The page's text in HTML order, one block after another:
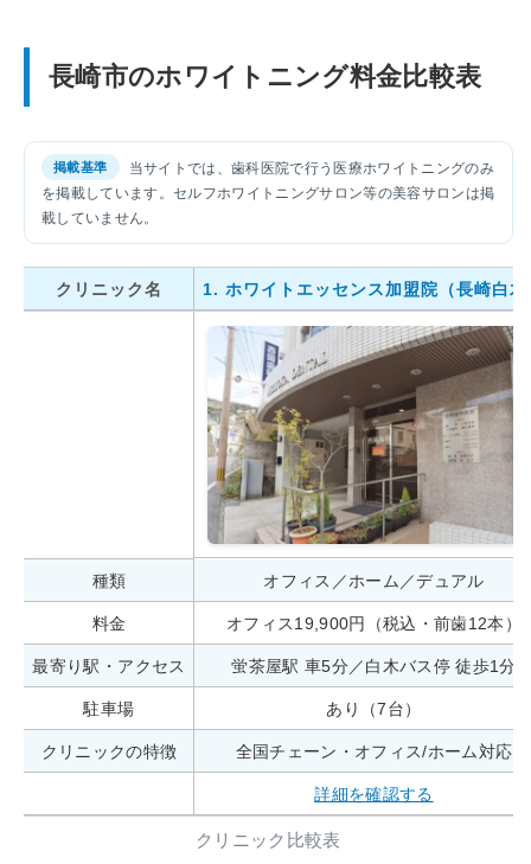
長崎市のホワイトニング料金比較表
当サイトでは、歯科医院で行う医療ホワイトニングのみ
を掲載しています。セルフホワイトニングサロン等の美容サロンは掲
載していません。
クリニック名 1. ホワイトエッセンス加盟院（長崎白木
種類 オフィス／ホーム／デュアル
料金 オフィス19,900円（税込・前歯12本）
最寄り駅・アクセス 蛍茶屋駅 車5分／白木バス停 徒歩1分
駐車場 あり（7台）
クリニックの特徴 全国チェーン・オフィス/ホーム対応
詳細を確認する
クリニック比較表